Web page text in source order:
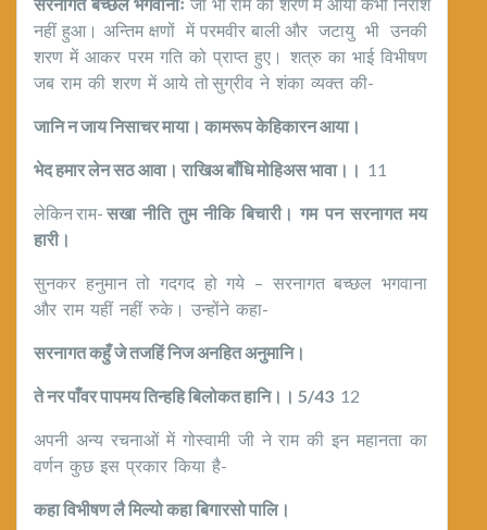
नहीं हुआ। अन्तिम क्षणों में परमवीर बाली और जटायु भी उनकी
शरण में आकर परम गति को प्राप्त हुए। शत्रु का भाई विभीषण
जब राम की शरण में आये तो सुग्रीव ने शंका व्यक्त की-
जानि न जाय निसाचर माया। कामरूप केहिकारन आया।
भेद हमार लेन सठ आवा। राखिअ बाँधि मोहिअस भावा।। 11
लेकिन राम-सखा नीति तुम नीकि बिचारी। गम पन सरनागत मय
हारी।
सुनकर हनुमान तो गदगद हो गये – सरनागत बच्छल भगवाना
और राम यहीं नहीं रुके। उन्होंने कहा-
सरनागत कहुँ जे तजहिं निज अनहित अनुमानि।
ते नर पाँवर पापमय तिन्हहि बिलोकत हानि।। 5/43 12
अपनी अन्य रचनाओं में गोस्वामी जी ने राम की इन महानता का
वर्णन कुछ इस प्रकार किया है-
कहा विभीषण लै मिल्यो कहा बिगारसो पालि।